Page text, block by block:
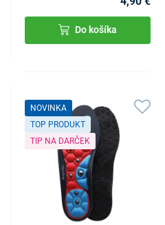
Do košíka
NOVINKA
TOP PRODUKT
TIP NA DARČEK